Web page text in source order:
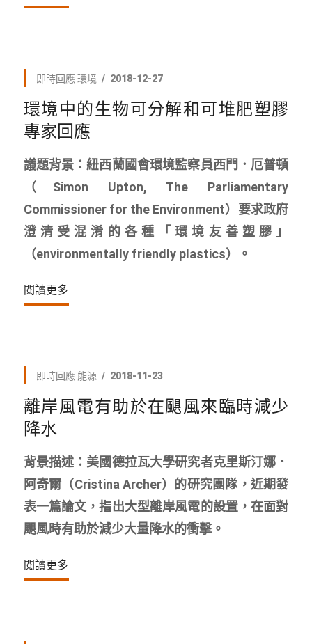
即時回應 環境 2018-12-27
環境中的生物可分解和可堆肥塑膠
專家回應
議題背景：紐西蘭國會環境監察員西門．厄普頓
（Simon Upton, The Parliamentary
Commissioner for the Environment）要求政府
澄清受混淆的各種「環境友善塑膠」
（environmentally friendly plastics）。
閱讀更多
即時回應 能源 2018-11-23
離岸風電有助於在颶風來臨時減少
降水
背景描述：美國德拉瓦大學研究者克里斯汀娜．
阿奇爾（Cristina Archer）的研究團隊，近期發
表一篇論文，指出大型離岸風電的設置，在面對
颶風時有助於減少大量降水的衝擊。
閱讀更多